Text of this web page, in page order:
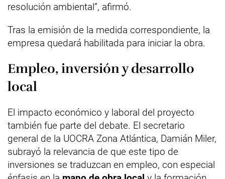
resolución ambiental”, afirmó.
Tras la emisión de la medida correspondiente, la
empresa quedará habilitada para iniciar la obra.
Empleo, inversión y desarrollo
local
El impacto económico y laboral del proyecto
también fue parte del debate. El secretario
general de la UOCRA Zona Atlántica, Damián Miler,
subrayó la relevancia de que este tipo de
inversiones se traduzcan en empleo, con especial